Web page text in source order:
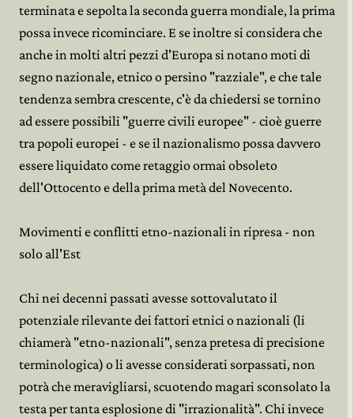
Partecipa
terminata e sepolta la seconda guerra mondiale, la prima
possa invece ricominciare. E se inoltre si considera che
anche in molti altri pezzi d'Europa si notano moti di
segno nazionale, etnico o persino "razziale", e che tale
tendenza sembra crescente, c'è da chiedersi se tornino
ad essere possibili "guerre civili europee" - cioè guerre
tra popoli europei - e se il nazionalismo possa davvero
essere liquidato come retaggio ormai obsoleto
dell'Ottocento e della prima metà del Novecento.
Movimenti e conflitti etno-nazionali in ripresa - non
solo all'Est
Chi nei decenni passati avesse sottovalutato il
potenziale rilevante dei fattori etnici o nazionali (li
chiamerà "etno-nazionali", senza pretesa di precisione
terminologica) o li avesse considerati sorpassati, non
potrà che meravigliarsi, scuotendo magari sconsolato la
testa per tanta esplosione di "irrazionalità". Chi invece